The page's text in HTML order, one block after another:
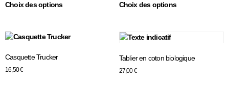
Choix des options Choix des options
Casquette Trucker
16,50€
Tablier en coton biologique
27,00€